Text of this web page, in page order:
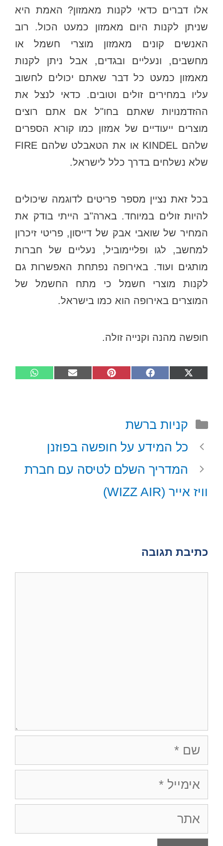
אלו דברים כדאי לקנות מאמזון? האמת היא
שניתן לקנות היום מאמזון כמעט הכול. רוב
האנשים קונים מאמזון מוצרי חשמל או
מחשבים, ונעליים ובגדים, אבל ניתן לקנות
מאמזון כמעט כל דבר שאתם יכולים לחשוב
עליו במחירים זולים וטובים. כדאי לנצל את
ההזדמנויות שאתם בחו"ל אם אתם רוצים
מוצרים ייעודיים של אמזון כמו קורא הספרים
שלהם KINDEL או את הטאבלט שלהם FIRE
שלא נשלחים בדרך כלל לישראל.
בכל זאת נציין מספר פריטים לדוגמה שיכולים
להיות זולים במיוחד. בארה"ב הייתי בודק את
המחיר של שואבי אבק של דייסון, פריטי זיכרון
למחשב, לגו ופליימוביל, נעליים של חברות
מותגים ועוד. באירופה נפתחת האפשרות גם
לקנות מוצרי חשמל כי מתח החשמל של
המוצרים באירופה הוא כמו בישראל.
חופשה מהנה וקנייה זולה.
Share
X
i
t
e
r
)
Share
F
b
o
o
k
Share
P
r
e
s
Share
E
Share
W
p
קטגוריות
קניות ברשת
כל המידע על חופשה בפוזנן
המדריך השלם לטיסה עם חברת
וויז אייר (WIZZ AIR)
כתיבת תגובה
שם
אימייל
אתר